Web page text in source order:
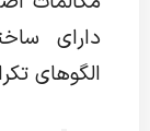
دارای
الگوهای